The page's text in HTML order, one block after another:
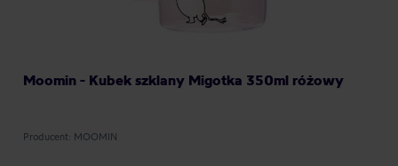
Moomin - Kubek szklany Migotka 350ml różowy
Producent: MOOMIN